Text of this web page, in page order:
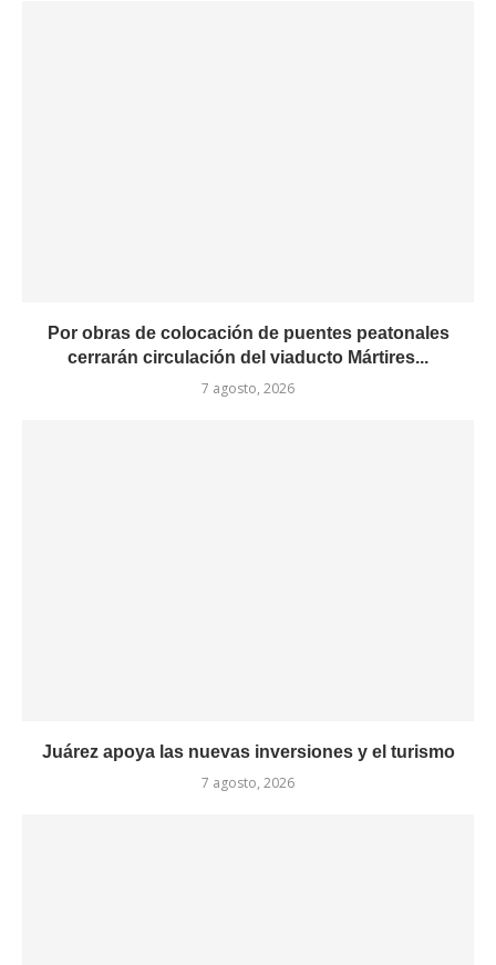
Por obras de colocación de puentes peatonales
cerrarán circulación del viaducto Mártires...
7 agosto, 2026
Juárez apoya las nuevas inversiones y el turismo
7 agosto, 2026